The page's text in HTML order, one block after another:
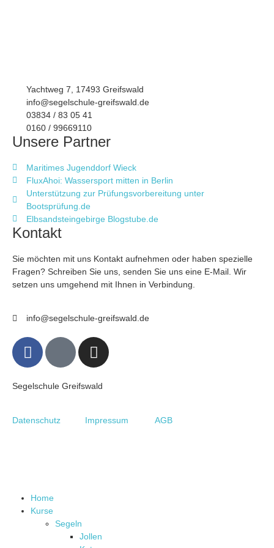
Yachtweg 7, 17493 Greifswald
info@segelschule-greifswald.de
03834 / 83 05 41
0160 / 99669110
Unsere Partner
Maritimes Jugenddorf Wieck
FluxAhoi: Wassersport mitten in Berlin
Unterstützung zur Prüfungsvorbereitung unter
Bootsprüfung.de
Elbsandsteingebirge Blogstube.de
Kontakt
Sie möchten mit uns Kontakt aufnehmen oder haben spezielle
Fragen? Schreiben Sie uns, senden Sie uns eine E-Mail. Wir
setzen uns umgehend mit Ihnen in Verbindung.
info@segelschule-greifswald.de
Segelschule Greifswald
Datenschutz Impressum AGB
Home
Kurse
Segeln
Jollen